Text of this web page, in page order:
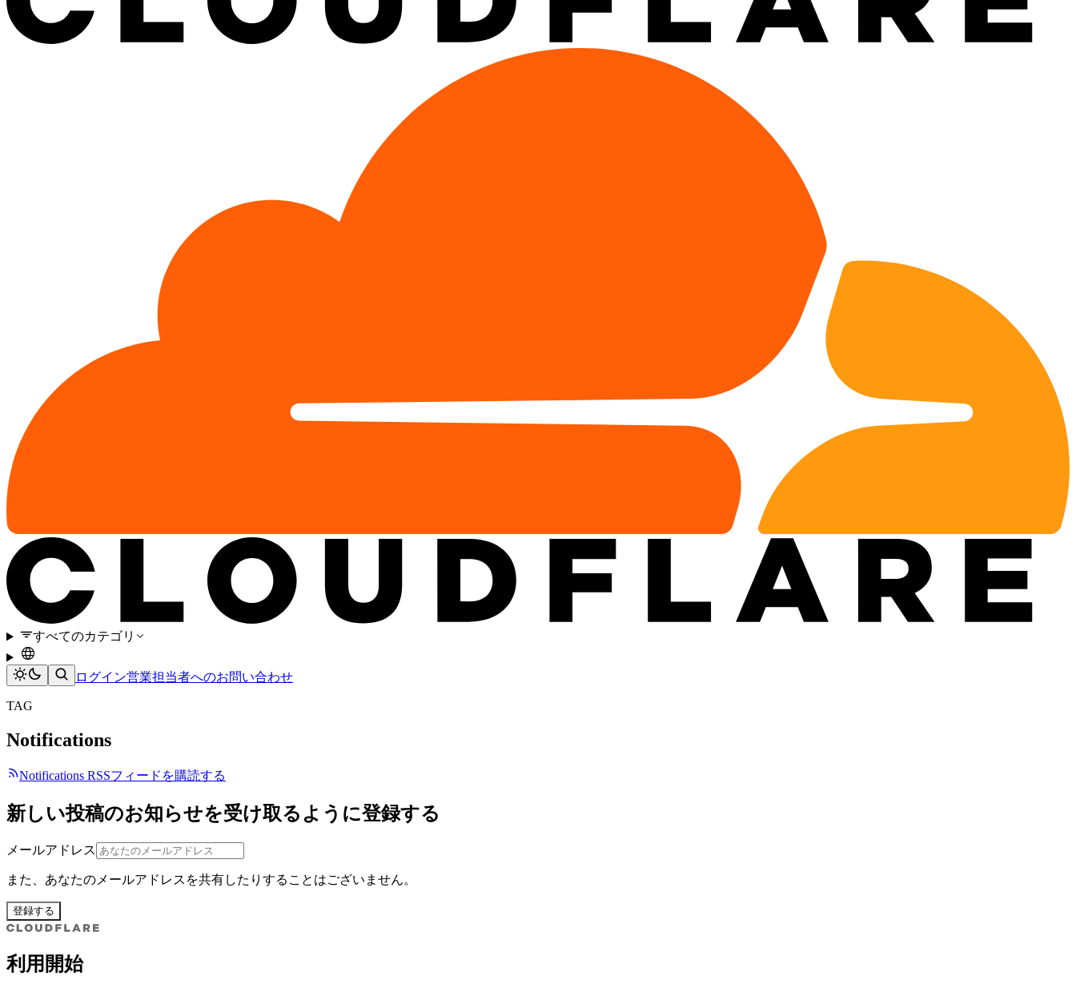
すべてのカテゴリ
ログイン営業担当者へのお問い合わせ
TAG
Notifications
Notifications RSSフィードを購読する
新しい投稿のお知らせを受け取るように登録する
メールアドレス
また、あなたのメールアドレスを共有したりすることはございません。
登録する
利用開始